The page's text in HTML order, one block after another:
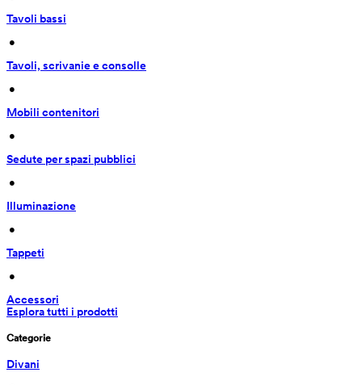
Tavoli bassi
•
Tavoli, scrivanie e consolle
•
Mobili contenitori
•
Sedute per spazi pubblici
•
Illuminazione
•
Tappeti
•
Accessori
Esplora tutti i prodotti
Categorie
Divani